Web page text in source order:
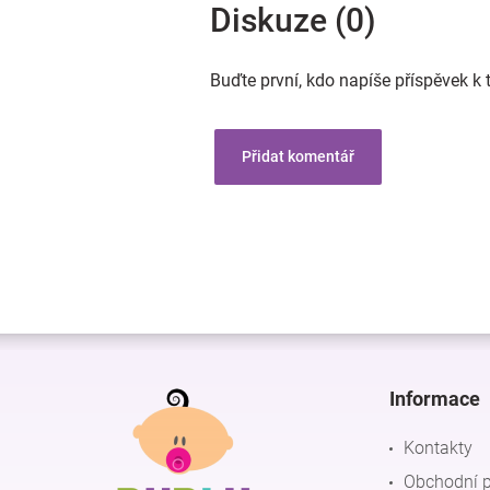
Diskuze (0)
Buďte první, kdo napíše příspěvek k
Přidat komentář
Z
Informace
Kontakty
Obchodní